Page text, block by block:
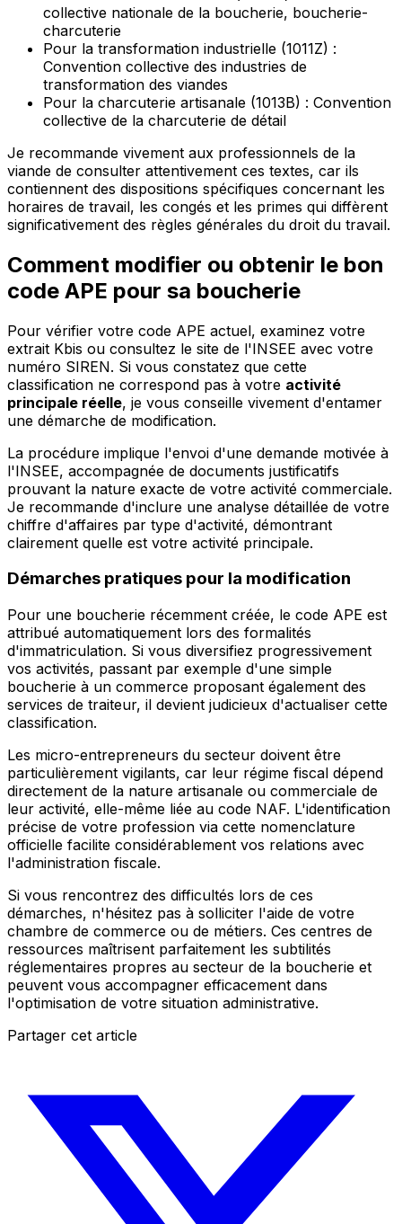
collective nationale de la boucherie, boucherie-
charcuterie
Pour la transformation industrielle (1011Z) :
Convention collective des industries de
transformation des viandes
Pour la charcuterie artisanale (1013B) : Convention
collective de la charcuterie de détail
Je recommande vivement aux professionnels de la
viande de consulter attentivement ces textes, car ils
contiennent des dispositions spécifiques concernant les
horaires de travail, les congés et les primes qui diffèrent
significativement des règles générales du droit du travail.
Comment modifier ou obtenir le bon
code APE pour sa boucherie
Pour vérifier votre code APE actuel, examinez votre
extrait Kbis ou consultez le site de l'INSEE avec votre
numéro SIREN. Si vous constatez que cette
classification ne correspond pas à votre activité
principale réelle, je vous conseille vivement d'entamer
une démarche de modification.
La procédure implique l'envoi d'une demande motivée à
l'INSEE, accompagnée de documents justificatifs
prouvant la nature exacte de votre activité commerciale.
Je recommande d'inclure une analyse détaillée de votre
chiffre d'affaires par type d'activité, démontrant
clairement quelle est votre activité principale.
Démarches pratiques pour la modification
Pour une boucherie récemment créée, le code APE est
attribué automatiquement lors des formalités
d'immatriculation. Si vous diversifiez progressivement
vos activités, passant par exemple d'une simple
boucherie à un commerce proposant également des
services de traiteur, il devient judicieux d'actualiser cette
classification.
Les micro-entrepreneurs du secteur doivent être
particulièrement vigilants, car leur régime fiscal dépend
directement de la nature artisanale ou commerciale de
leur activité, elle-même liée au code NAF. L'identification
précise de votre profession via cette nomenclature
officielle facilite considérablement vos relations avec
l'administration fiscale.
Si vous rencontrez des difficultés lors de ces
démarches, n'hésitez pas à solliciter l'aide de votre
chambre de commerce ou de métiers. Ces centres de
ressources maîtrisent parfaitement les subtilités
réglementaires propres au secteur de la boucherie et
peuvent vous accompagner efficacement dans
l'optimisation de votre situation administrative.
Partager cet article